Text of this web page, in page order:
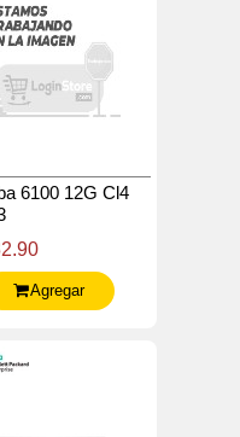
6100 12G Cl4
Agregar